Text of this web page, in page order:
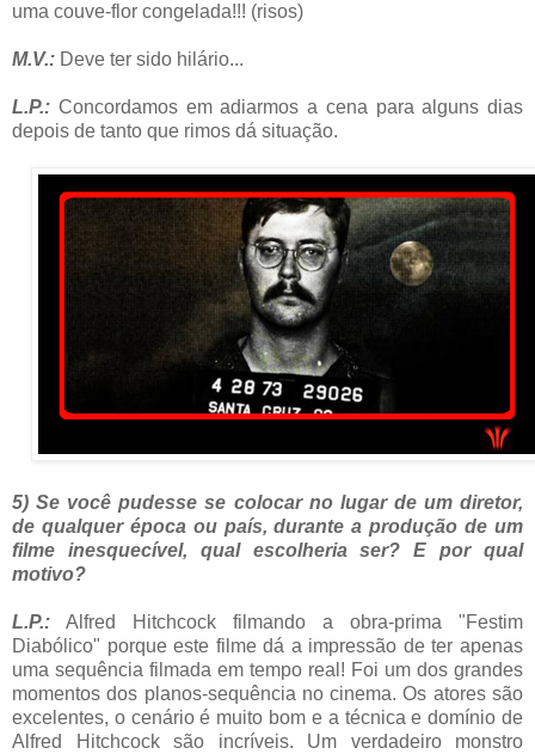
uma couve-flor congelada!!! (risos)
M.V.: Deve ter sido hilário...
L.P.: Concordamos em adiarmos a cena para alguns dias
depois de tanto que rimos dá situação.
5) Se você pudesse se colocar no lugar de um diretor,
de qualquer época ou país, durante a produção de um
filme inesquecível, qual escolheria ser? E por qual
motivo?
L.P.: Alfred Hitchcock filmando a obra-prima "Festim
Diabólico" porque este filme dá a impressão de ter apenas
uma sequência filmada em tempo real! Foi um dos grandes
momentos dos planos-sequência no cinema. Os atores são
excelentes, o cenário é muito bom e a técnica e domínio de
Alfred Hitchcock são incríveis. Um verdadeiro monstro